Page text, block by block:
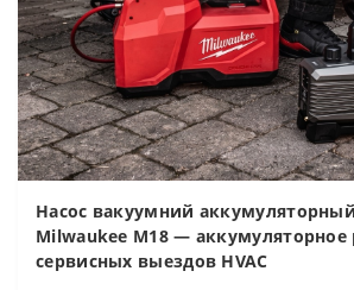
Насос вакуумний
Milwaukee M18 —
сервисных выездов HVAC